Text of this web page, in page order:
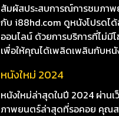
สัมผัสประสบการณ์การชมภาพ
กับ i88hd.com ดูหนังโปรดได้
ออนไลน์ ด้วยการบริการที่ไม่
เพื่อให้คุณได้เพลิดเพลินกับห
หนังใหม่ 2024
หนังใหม่ล่าสุดในปี 2024 ผ่าน
ภาพยนตร์ล่าสุดที่รอคอย คุณสา